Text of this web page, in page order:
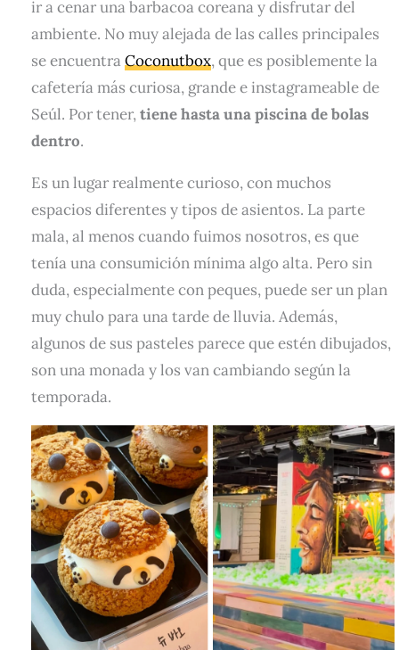
ir a cenar una barbacoa coreana y disfrutar del
ambiente. No muy alejada de las calles principales
se encuentraCoconutbox, que es posiblemente la
cafetería más curiosa, grande e instagrameable de
Seúl. Por tener,tiene hasta una piscina de bolas
dentro.
Es un lugar realmente curioso, con muchos
espacios diferentes y tipos de asientos. La parte
mala, al menos cuando fuimos nosotros, es que
tenía una consumición mínima algo alta. Pero sin
duda, especialmente con peques, puede ser un plan
muy chulo para una tarde de lluvia. Además,
algunos de sus pasteles parece que estén dibujados,
son una monada y los van cambiando según la
temporada.